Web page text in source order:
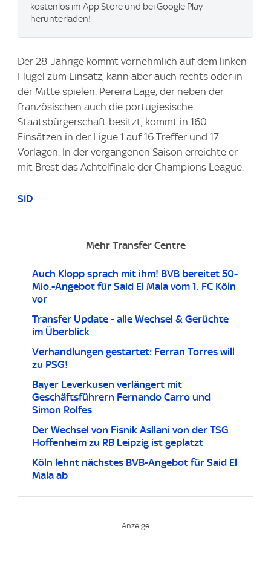
kostenlos im App Store und bei Google Play
herunterladen!
Der 28-Jährige kommt vornehmlich auf dem linken
Flügel zum Einsatz, kann aber auch rechts oder in
der Mitte spielen. Pereira Lage, der neben der
französischen auch die portugiesische
Staatsbürgerschaft besitzt, kommt in 160
Einsätzen in der Ligue 1 auf 16 Treffer und 17
Vorlagen. In der vergangenen Saison erreichte er
mit Brest das Achtelfinale der Champions League.
SID
Mehr Transfer Centre
Auch Klopp sprach mit ihm! BVB bereitet 50-
Mio.-Angebot für Said El Mala vom 1. FC Köln
vor
Transfer Update - alle Wechsel & Gerüchte
im Überblick
Verhandlungen gestartet: Ferran Torres will
zu PSG!
Bayer Leverkusen verlängert mit
Geschäftsführern Fernando Carro und
Simon Rolfes
Der Wechsel von Fisnik Asllani von der TSG
Hoffenheim zu RB Leipzig ist geplatzt
Köln lehnt nächstes BVB-Angebot für Said El
Mala ab